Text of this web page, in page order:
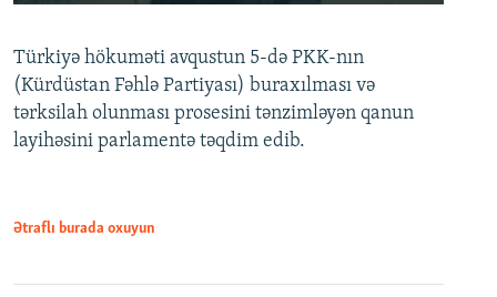
Auto 240p 360p 480p
720p 1080p
360p
480p
Türkiyə hökuməti avqustun 5-də PKK-nın
(Kürdüstan Fəhlə Partiyası) buraxılması və
tərksilah olunması prosesini tənzimləyən qanun
layihəsini parlamentə təqdim edib.
Ətraflı burada oxuyun